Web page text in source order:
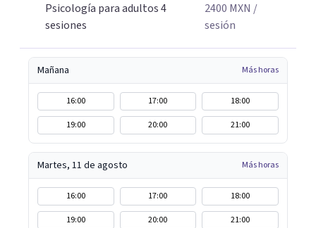
Psicología para adultos 4
sesiones
2400 MXN /
sesión
Mañana Más horas
16:00 17:00
18:00
19:00
20:00 21:00
Martes, 11 de agosto Más horas
16:00 17:00
18:00
19:00
20:00 21:00